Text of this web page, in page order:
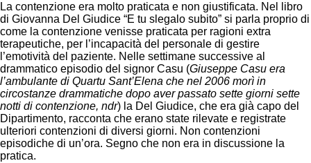
La contenzione era molto praticata e non giustificata. Nel libro
di Giovanna Del Giudice “E tu slegalo subito” si parla proprio di
come la contenzione venisse praticata per ragioni extra
terapeutiche, per l’incapacità del personale di gestire
l’emotività del paziente. Nelle settimane successive al
drammatico episodio del signor Casu (Giuseppe Casu era
l’ambulante di Quartu Sant’Elena che nel 2006 morì in
circostanze drammatiche dopo aver passato sette giorni sette
notti di contenzione, ndr) la Del Giudice, che era già capo del
Dipartimento, racconta che erano state rilevate e registrate
ulteriori contenzioni di diversi giorni. Non contenzioni
episodiche di un’ora. Segno che non era in discussione la
pratica.